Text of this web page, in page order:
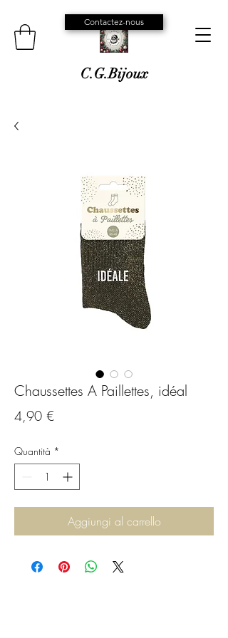
C.G.Bijoux
Contactez-nous
Chaussettes A Paillettes, idéal
4,90 €
Quantità *
Aggiungi al carrello